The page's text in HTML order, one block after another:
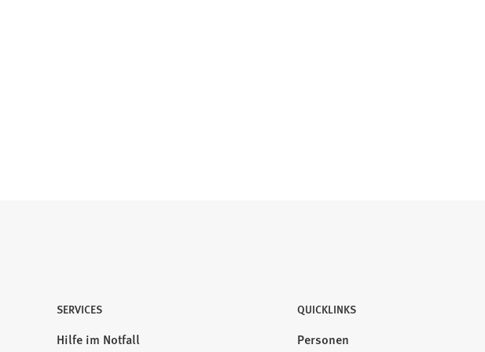
SERVICES
Hilfe im Notfall
QUICKLINKS
Personen